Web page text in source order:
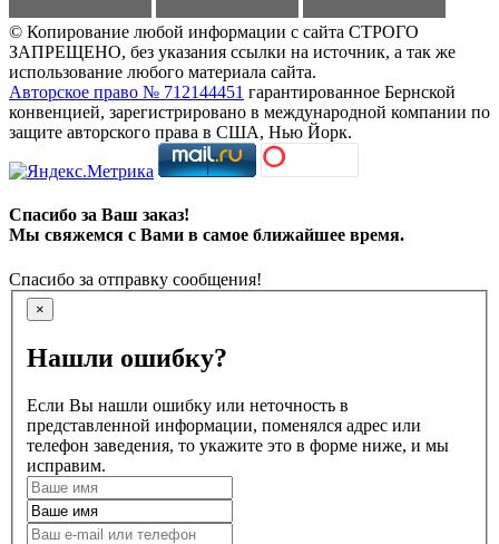
© Копирование любой информации с сайта СТРОГО
ЗАПРЕЩЕНО, без указания ссылки на источник, а так же
использование любого материала сайта.
Авторское право № 712144451 гарантированное Бернской
конвенцией, зарегистрировано в международной компании по
защите авторского права в США, Нью Йорк.
Спасибо за Ваш заказ!
Мы свяжемся с Вами в самое ближайшее время.
Спасибо за отправку сообщения!
×
Нашли ошибку?
Если Вы нашли ошибку или неточность в
представленной информации, поменялся адрес или
телефон заведения, то укажите это в форме ниже, и мы
исправим.